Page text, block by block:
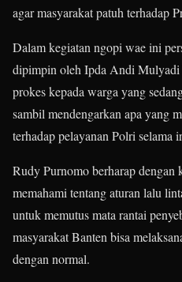
agar masyarakat patuh terhadap
Dalam kegiatan ngopi wae ini
dipimpin oleh Ipda Andi Mulyadi
prokes kepada warga yang
sambil mendengarkan apa yang
terhadap pelayanan Polri selama
Rudy Purnomo berharap dengan
memahami tentang aturan lalu
untuk memutus mata rantai
masyarakat Banten bisa
dengan normal.